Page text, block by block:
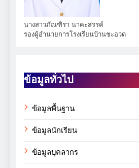
นางสาวภัณฑิรา นาคะสรรค์
รองผู้อำนวยการโรงเรียนบ้านชะอวด
ข้อมูลทั่วไป
ข้อมูลพื้นฐาน
ข้อมูลนักเรียน
ข้อมูลบุคลากร